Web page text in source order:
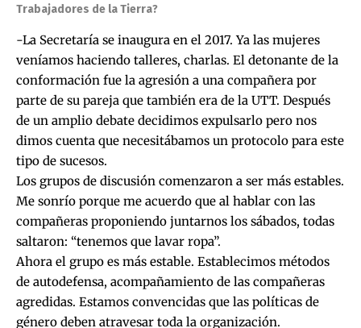
Trabajadores de la Tierra?
-La Secretaría se inaugura en el 2017. Ya las mujeres
veníamos haciendo talleres, charlas. El detonante de la
conformación fue la agresión a una compañera por
parte de su pareja que también era de la UTT. Después
de un amplio debate decidimos expulsarlo pero nos
dimos cuenta que necesitábamos un protocolo para este
tipo de sucesos.
Los grupos de discusión comenzaron a ser más estables.
Me sonrío porque me acuerdo que al hablar con las
compañeras proponiendo juntarnos los sábados, todas
saltaron: “tenemos que lavar ropa”.
Ahora el grupo es más estable. Establecimos métodos
de autodefensa, acompañamiento de las compañeras
agredidas. Estamos convencidas que las políticas de
género deben atravesar toda la organización.